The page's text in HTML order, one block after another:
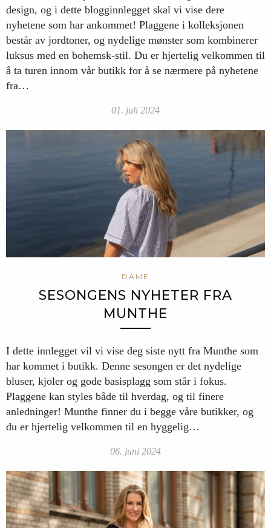
design, og i dette blogginnlegget skal vi vise dere
nyhetene som har ankommet! Plaggene i kolleksjonen
består av jordtoner, og nydelige mønster som kombinerer
luksus med en bohemsk-stil. Du er hjertelig velkommen til
å ta turen innom vår butikk for å se nærmere på nyhetene
fra…
01. juli 2024
DAME
SESONGENS NYHETER FRA
MUNTHE
I dette innlegget vil vi vise deg siste nytt fra Munthe som
har kommet i butikk. Denne sesongen er det nydelige
bluser, kjoler og gode basisplagg som står i fokus.
Plaggene kan styles både til hverdag, og til finere
anledninger! Munthe finner du i begge våre butikker, og
du er hjertelig velkommen til en hyggelig…
06. juni 2024